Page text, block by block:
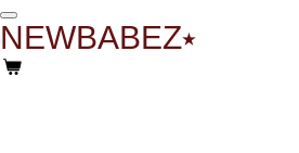
Ga
direct
naar
de
NEWBABEZ⭑